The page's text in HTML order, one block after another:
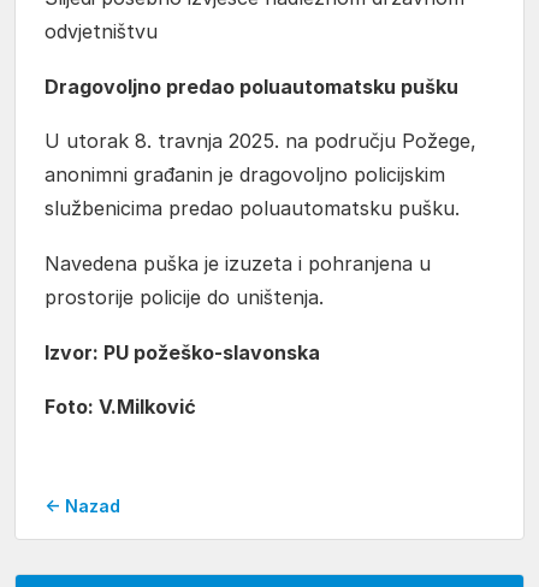
odvjetništvu
Dragovoljno predao poluautomatsku pušku
U utorak 8. travnja 2025. na području Požege,
anonimni građanin je dragovoljno policijskim
službenicima predao poluautomatsku pušku.
Navedena puška je izuzeta i pohranjena u
prostorije policije do uništenja.
Izvor: PU požeško-slavonska
Foto: V.Milković
← Nazad